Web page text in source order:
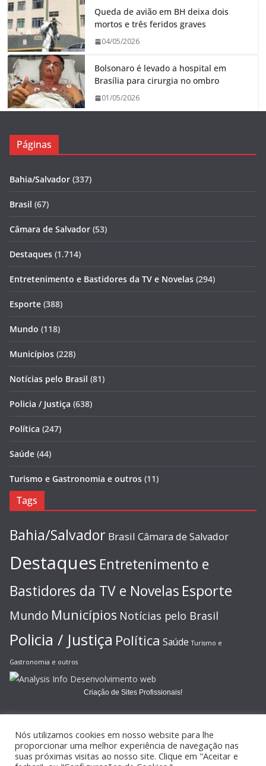
Queda de avião em BH deixa dois
mortos e três feridos graves
04/05/2026
Bolsonaro é levado a hospital em
Brasília para cirurgia no ombro
01/05/2026
Páginas
Bahia/Salvador (337)
Brasil (67)
Câmara de Salvador (53)
Destaques (1.714)
Entretenimento e Bastidores da TV e Novelas (294)
Esporte (388)
Mundo (118)
Municípios (228)
Notícias pelo Brasil (81)
Policia / Justiça (638)
Política (247)
Saúde (44)
Turismo e Gastronomia e outros (11)
Tags
Bahia/Salvador Brasil Câmara de Salvador
Destaques Entretenimento e
Bastidores da TV e Novelas Esporte
Mundo Municípios Notícias pelo Brasil
Policia / Justiça Política Saúde Turismo e
Gastronomia e outros
Criação de Sites Profissionais!
Nós utilizamos cookies em nosso website para lhe
proporcionar uma melhor experiência de navegação nas
suas próximas visitas ao nosso site. Clique em "Aceitar e